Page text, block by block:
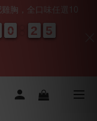
胸，全口味任選10
0
0
0
0 2
2
2
2 0
0
4
4
4
4